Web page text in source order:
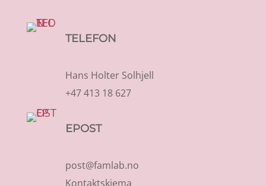
TELEFON
Hans Holter Solhjell
+47 413 18 627
EPOST
post@famlab.no
Kontaktskjema